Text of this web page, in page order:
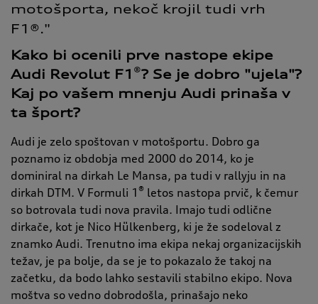
motošporta, nekoč krojil tudi vrh
F1®."
Kako bi ocenili prve nastope ekipe
Audi Revolut F1 ®? Se je dobro "ujela"?
Kaj po vašem mnenju Audi prinaša v
ta šport?
Audi je zelo spoštovan v motošportu. Dobro ga
poznamo iz obdobja med 2000 do 2014, ko je
dominiral na dirkah Le Mansa, pa tudi v rallyju in na
dirkah DTM. V Formuli 1 ® letos nastopa prvič, k čemur
so botrovala tudi nova pravila. Imajo tudi odlične
dirkače, kot je Nico Hülkenberg, ki je že sodeloval z
znamko Audi. Trenutno ima ekipa nekaj organizacijskih
težav, je pa bolje, da se je to pokazalo že takoj na
začetku, da bodo lahko sestavili stabilno ekipo. Nova
moštva so vedno dobrodošla, prinašajo neko